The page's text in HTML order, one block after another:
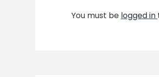
You must be logged in